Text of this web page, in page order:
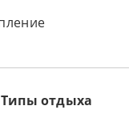
Типы отдыха